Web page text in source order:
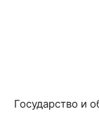
Государство и